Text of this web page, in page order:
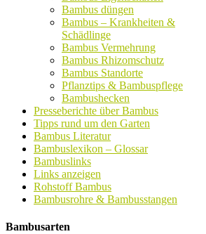
Bambus düngen
Bambus – Krankheiten &
Schädlinge
Bambus Vermehrung
Bambus Rhizomschutz
Bambus Standorte
Pflanztips & Bambuspflege
Bambushecken
Presseberichte über Bambus
Tipps rund um den Garten
Bambus Literatur
Bambuslexikon – Glossar
Bambuslinks
Links anzeigen
Rohstoff Bambus
Bambusrohre & Bambusstangen
Bambusarten